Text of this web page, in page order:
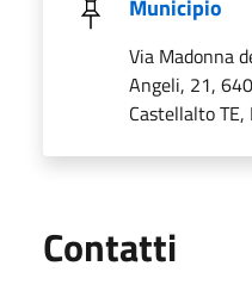
Municipio
Via Madonna
Angeli, 21,
Castellalto
Contatti